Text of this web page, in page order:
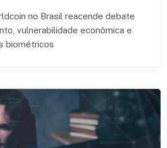
no Brasil reacende debate
vulnerabilidade econômica e
biométricos